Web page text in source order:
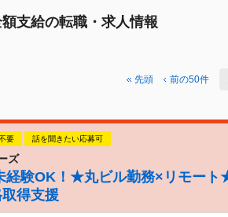
支給の転職・求人情報
先頭 前の50件
要 話を聞きたい応募可
ズ
経験OK！★丸ビル勤務×リモー
得支援